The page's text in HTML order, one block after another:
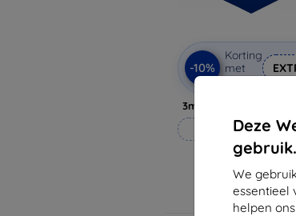
Deze
gebruik.
We
essentieel
helpen
-10%
Korting
met
coupon
3mk Privacy
Op maat
€ 21,90
€ 19,71
Op voorraad: 3